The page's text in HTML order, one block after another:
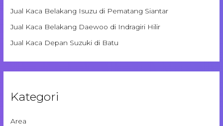
Jual Kaca Belakang Isuzu di Pematang Siantar
Jual Kaca Belakang Daewoo di Indragiri Hilir
Jual Kaca Depan Suzuki di Batu
Kategori
Area